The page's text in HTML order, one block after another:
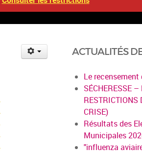
ACTUALITÉS
Le recensement
SÉCHERESSE –
RESTRICTIONS
CRISE)
Résultats des
Municipales
"influenza